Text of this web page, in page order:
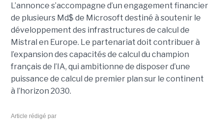
L’annonce s’accompagne d’un engagement financier
de plusieurs Md$ de Microsoft destiné à soutenir le
développement des infrastructures de calcul de
Mistral en Europe. Le partenariat doit contribuer à
l’expansion des capacités de calcul du champion
français de l’IA, qui ambitionne de disposer d’une
puissance de calcul de premier plan sur le continent
à l’horizon 2030.
Article rédigé par